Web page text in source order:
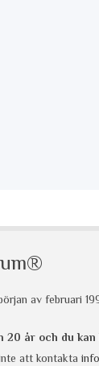
av februari
20 år och du
att kontakta